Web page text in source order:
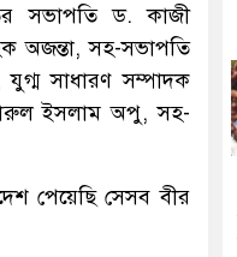
সভাপতি ড. কাজী
অজন্তা, সহ-সভাপতি
সাধারণ সম্পাদক
ইসলাম অপু, সহ-
পেয়েছি সেসব বীর